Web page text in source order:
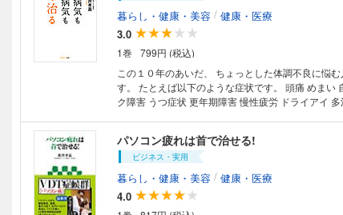
暮らし・健康・美容 / 健康・医療
3.0
1巻
799円 (税込)
この１０年のあいだ、 ちょっとした体調不良に悩
す。 たとえば以下のような症状です。 頭痛 めまい 自律神経失調症 パニッ
ク障害 うつ症状 更年期障害 慢性疲労 ドライアイ
気ではないためついつい軽視しがちですが、 これら
の病気です。 そのため、通院してもなかなか治せず
健康な毎日を過ごせない人が たくさんいるのです。 しかし、これらの病
気の原因と治療法を、 ３０年もの研究によって「首
が、 脳神経外科の権威・松井孝嘉先生です。 首には健康を左右する大切
パソコン疲れは首で治せる!
ビジネス・実用
暮らし・健康・美容 / 健康・医療
4.0